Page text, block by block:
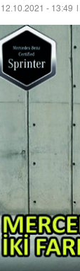
12.10.2021 - 13:49